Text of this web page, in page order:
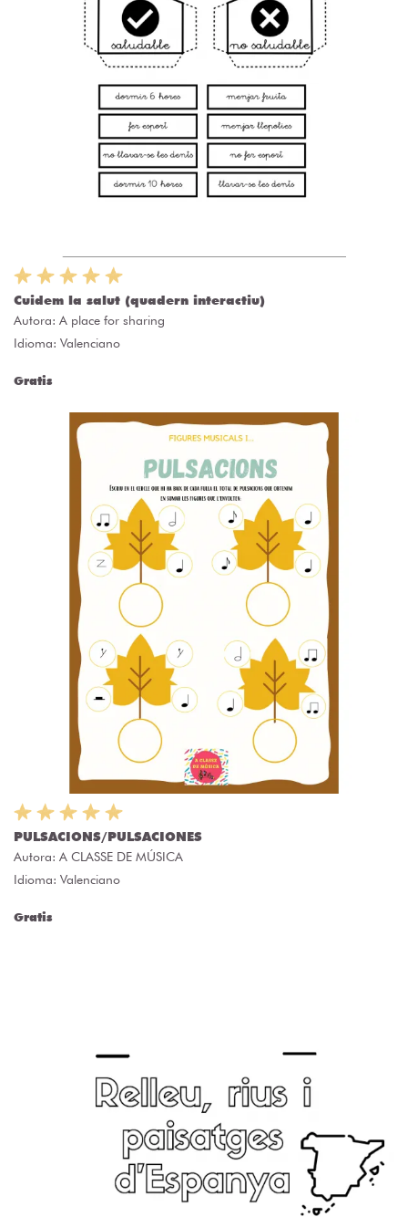
Cuidem la salut (quadern interactiu)
Autora: A place for sharing
Idioma: Valenciano
Gratis
PULSACIONS/PULSACIONES
Autora: A CLASSE DE MÚSICA
Idioma: Valenciano
Gratis